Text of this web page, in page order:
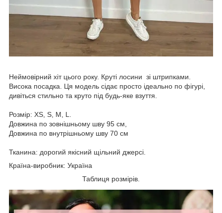
Неймовірний хіт цього року. Круті лосини зі штрипками.
Висока посадка. Ця модель сідає просто ідеально по фігурі,
дивіться стильно та круто під будь-яке взуття.
Розмір: XS, S, M, L.
Довжина по зовнішньому шву 95 см,
Довжина по внутрішньому шву 70 см
Тканина: дорогий якісний щільний джерсі.
Країна-виробник: Україна
Таблиця розмірів.